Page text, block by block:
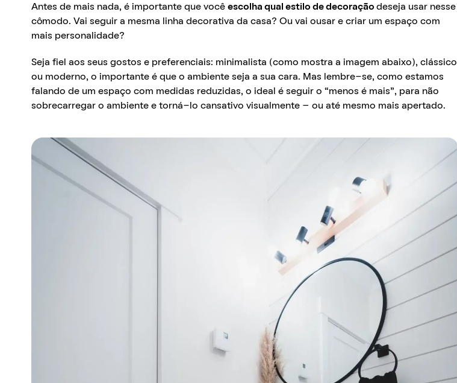
Antes de mais nada, é importante que você escolha qual estilo de decoração deseja usar nesse
cômodo. Vai seguir a mesma linha decorativa da casa? Ou vai ousar e criar um espaço com
mais personalidade?
Seja fiel aos seus gostos e preferenciais: minimalista (como mostra a imagem abaixo), clássico
ou moderno, o importante é que o ambiente seja a sua cara. Mas lembre-se, como estamos
falando de um espaço com medidas reduzidas, o ideal é seguir o “menos é mais”, para não
sobrecarregar o ambiente e torná-lo cansativo visualmente – ou até mesmo mais apertado.